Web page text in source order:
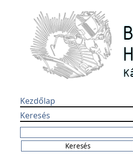
Kezdőlap
Keresés